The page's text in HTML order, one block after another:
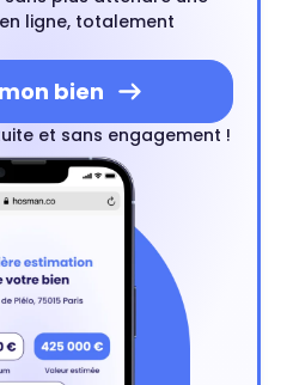
ligne, totalement
bien
et sans engagement !